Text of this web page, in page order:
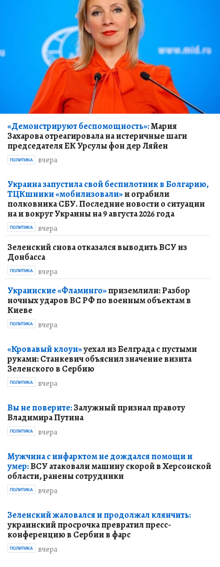
«Демонстрируют беспомощность»:Мария
Захарова отреагировала на истеричные шаги
председателя ЕК Урсулы фон дер Ляйен
вчера
ПОЛИТИКА
Украина запустила свой беспилотник в Болгарию,
ТЦКшники «мобилизовали»и ограбили
полковника СБУ. Последние новости о ситуации
на и вокруг Украины на 9 августа 2026 года
вчера
ПОЛИТИКА
Зеленский снова отказался выводить ВСУ из
Донбасса
вчера
ПОЛИТИКА
Украинские «Фламинго»приземлили: Разбор
ночных ударов ВС РФ по военным объектам в
Киеве
вчера
ПОЛИТИКА
«Кровавый клоун»уехал из Белграда с пустыми
руками: Станкевич объяснил значение визита
Зеленского в Сербию
вчера
ПОЛИТИКА
Вы не поверите:Залужный признал правоту
Владимира Путина
вчера
ПОЛИТИКА
Мужчина с инфарктом не дождался помощи и
умер:ВСУ атаковали машину скорой в Херсонской
области, ранены сотрудники
вчера
ПОЛИТИКА
Зеленский жаловался и продолжал клянчить:
украинский просрочка превратил пресс-
конференцию в Сербии в фарс
вчера
ПОЛИТИКА